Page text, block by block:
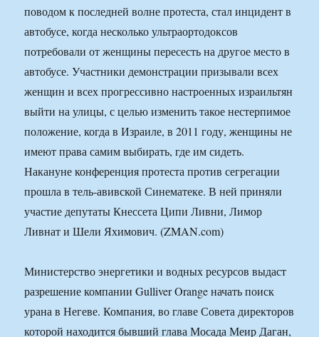
поводом к последней волне протеста, стал инцидент в
автобусе, когда несколько ультраортодоксов
потребовали от женщины пересесть на другое место в
автобусе. Участники демонстрации призывали всех
женщин и всех прогрессивно настроенных израильтян
выйти на улицы, с целью изменить такое нестерпимое
положение, когда в Израиле, в 2011 году, женщины не
имеют права самим выбирать, где им сидеть.
Накануне конференция протеста против сегрегации
прошла в тель-авивской Синематеке. В ней приняли
участие депутаты Кнессета Ципи Ливни, Лимор
Ливнат и Шели Яхимович. (ZMAN.com)
Министерство энергетики и водных ресурсов выдаст
разрешение компании Gulliver Orange начать поиск
урана в Негеве. Компания, во главе Совета директоров
которой находится бывший глава Мосада Меир Даган,